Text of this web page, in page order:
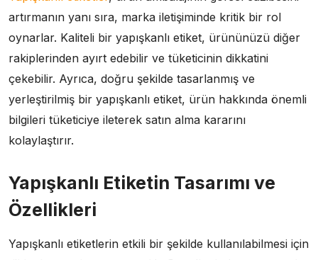
artırmanın yanı sıra, marka iletişiminde kritik bir rol
oynarlar. Kaliteli bir yapışkanlı etiket, ürününüzü diğer
rakiplerinden ayırt edebilir ve tüketicinin dikkatini
çekebilir. Ayrıca, doğru şekilde tasarlanmış ve
yerleştirilmiş bir yapışkanlı etiket, ürün hakkında önemli
bilgileri tüketiciye ileterek satın alma kararını
kolaylaştırır.
Yapışkanlı Etiketin Tasarımı ve
Özellikleri
Yapışkanlı etiketlerin etkili bir şekilde kullanılabilmesi için